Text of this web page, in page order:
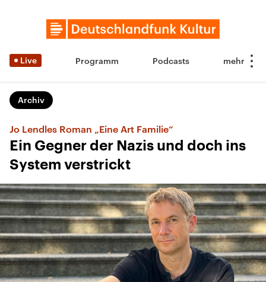
Live Programm Podcasts
Archiv
Jo Lendles Roman „Eine Art Familie“
Ein Gegner der Nazis und doch ins
System verstrickt